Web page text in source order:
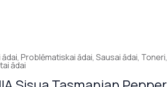
ādai,Problēmatiskai ādai,Sausai ādai, Toneri,
ādai Current